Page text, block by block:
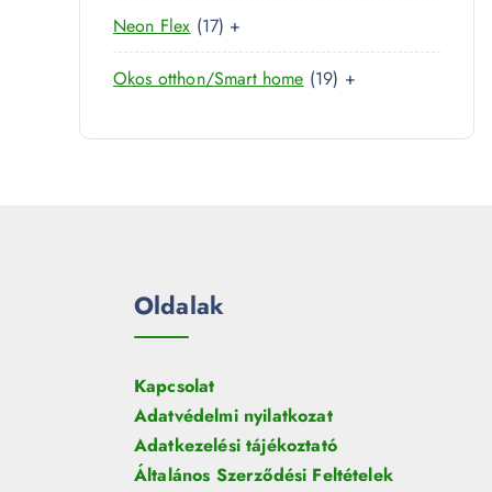
r
e
r
Neon Flex 171
7
t
r
+
Okos otthon/Smart home 191
t
+
Oldalak
Kapcsolat
Adatvédelmi nyilatkozat
Adatkezelési tájékoztató
Általános Szerződési Feltételek